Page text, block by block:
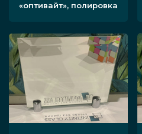
«оптивайт», полировка